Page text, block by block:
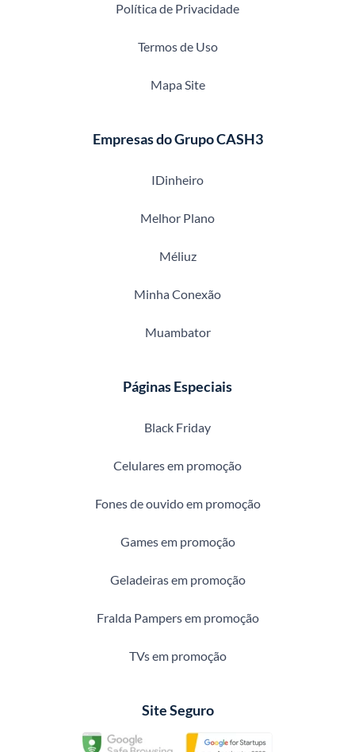
Política de Privacidade
Termos de Uso
Mapa Site
Empresas do Grupo CASH3
IDinheiro
Melhor Plano
Méliuz
Minha Conexão
Muambator
Páginas Especiais
Black Friday
Celulares em promoção
Fones de ouvido em promoção
Games em promoção
Geladeiras em promoção
Fralda Pampers em promoção
TVs em promoção
Site Seguro